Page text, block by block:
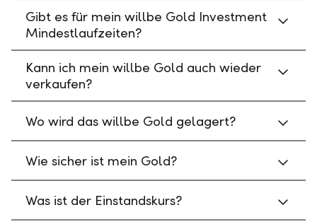
Gibt es für mein willbe Gold Investment
Mindestlaufzeiten?
Kann ich mein willbe Gold auch wieder
verkaufen?
Wo wird das willbe Gold gelagert?
Wie sicher ist mein Gold?
Was ist der Einstandskurs?